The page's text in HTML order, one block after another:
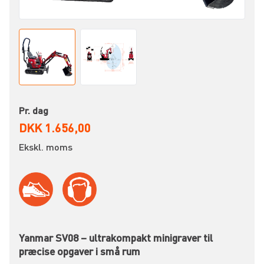
Pr. dag
DKK 1.656,00
Ekskl. moms
Yanmar SV08 – ultrakompakt minigraver til
præcise opgaver i små rum